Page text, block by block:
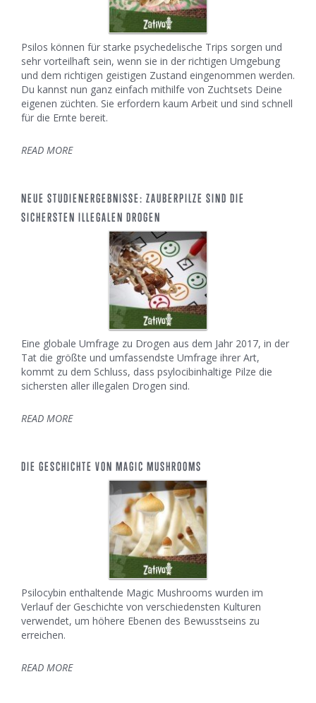
Psilos können für starke psychedelische Trips sorgen und
sehr vorteilhaft sein, wenn sie in der richtigen Umgebung
und dem richtigen geistigen Zustand eingenommen werden.
Du kannst nun ganz einfach mithilfe von Zuchtsets Deine
eigenen züchten. Sie erfordern kaum Arbeit und sind schnell
für die Ernte bereit.
READ MORE
NEUE STUDIENERGEBNISSE: ZAUBERPILZE SIND DIE
SICHERSTEN ILLEGALEN DROGEN
Eine globale Umfrage zu Drogen aus dem Jahr 2017, in der
Tat die größte und umfassendste Umfrage ihrer Art,
kommt zu dem Schluss, dass psylocibinhaltige Pilze die
sichersten aller illegalen Drogen sind.
READ MORE
DIE GESCHICHTE VON MAGIC MUSHROOMS
Psilocybin enthaltende Magic Mushrooms wurden im
Verlauf der Geschichte von verschiedensten Kulturen
verwendet, um höhere Ebenen des Bewusstseins zu
erreichen.
READ MORE